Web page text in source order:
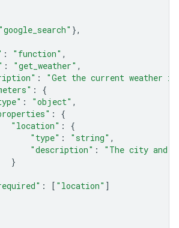
"google_search" },
: "function" ,
: "get_weather" ,
:
"Get the current weather
:
{
: "object" ,
:
{
"location" :
{
"type" : "string" ,
"description" :
"The city and
}
: [ "location" ]